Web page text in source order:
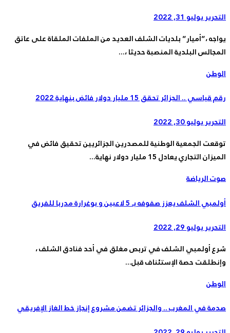
التحريريوليو 31, 2022
يواجه ،”أميار” بلديات الشلف العديد من الملفات الملقاة على عاتق
المجالس البلدية المنصبة حديثا ،...
الوطن
رقم قياسي .. الجزائر تحقق 15 مليار دولار فائض بنهاية 2022
التحريريوليو 30, 2022
توقعت الجمعية الوطنية للمصدرين الجزائريين تحقيق فائض في
الميزان التجاري يعادل 15 مليار دولار نهاية...
صوت الرياضة
أولمبي الشلف يعزز صفوفه بـ 5 لاعبين و بوغرارة مدربا للفريق
التحريريوليو 29, 2022
شرع أولمبي الشلف في تربص مغلق في أحد فنادق الشلف ،
وإنطلقت حصة الإستئناف قبل...
الوطن
صدمة في المغرب .. والجزائر تضمن مشروع إنجاز خط الغاز الإفريقي